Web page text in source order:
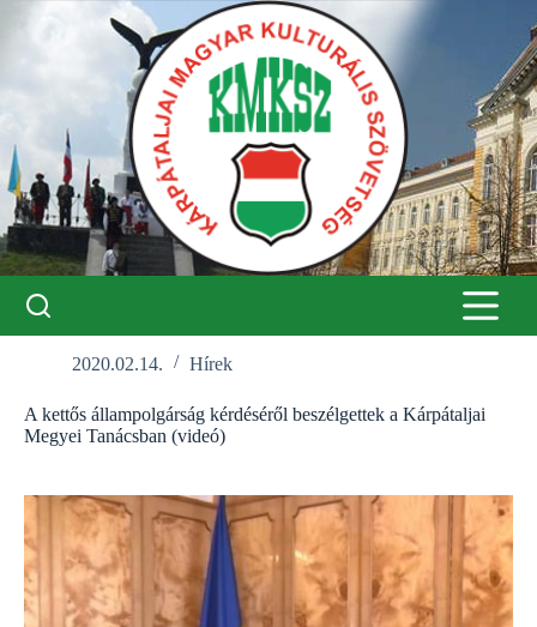
2020.02.14. Hírek
A kettős állampolgárság kérdéséről beszélgettek a Kárpátaljai
Megyei Tanácsban (videó)